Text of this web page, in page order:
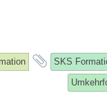
and
tagged
SKS